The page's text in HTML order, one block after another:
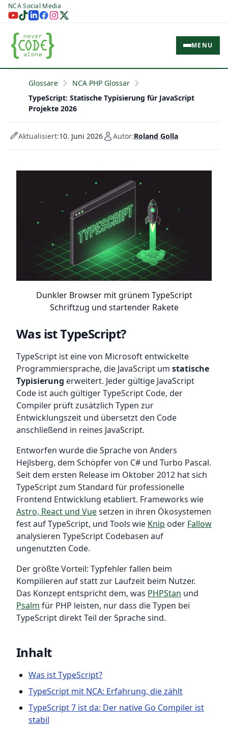
NCA Social Media
MENU
Glossare
NCA PHP Glossar
TypeScript: Statische Typisierung für JavaScript
Projekte 2026
Aktualisiert:10. Juni 2026 Autor:Roland Golla
Dunkler Browser mit grünem TypeScript
Schriftzug und startender Rakete
Was ist TypeScript?
TypeScript ist eine von Microsoft entwickelte
Programmiersprache, die JavaScript um statische
Typisierung erweitert. Jeder gültige JavaScript
Code ist auch gültiger TypeScript Code, der
Compiler prüft zusätzlich Typen zur
Entwicklungszeit und übersetzt den Code
anschließend in reines JavaScript.
Entworfen wurde die Sprache von Anders
Hejlsberg, dem Schöpfer von C# und Turbo Pascal.
Seit dem ersten Release im Oktober 2012 hat sich
TypeScript zum Standard für professionelle
Frontend Entwicklung etabliert. Frameworks wie
Astro, React und Vuesetzen in ihren Ökosystemen
fest auf TypeScript, und Tools wie Knip oder Fallow
analysieren TypeScript Codebasen auf
ungenutzten Code.
Der größte Vorteil: Typfehler fallen beim
Kompilieren auf statt zur Laufzeit beim Nutzer.
Das Konzept entspricht dem, was PHPStan und
Psalm für PHP leisten, nur dass die Typen bei
TypeScript direkt Teil der Sprache sind.
Inhalt
Was ist TypeScript?
TypeScript mit NCA: Erfahrung, die zählt
TypeScript 7 ist da: Der native Go Compiler ist
stabil